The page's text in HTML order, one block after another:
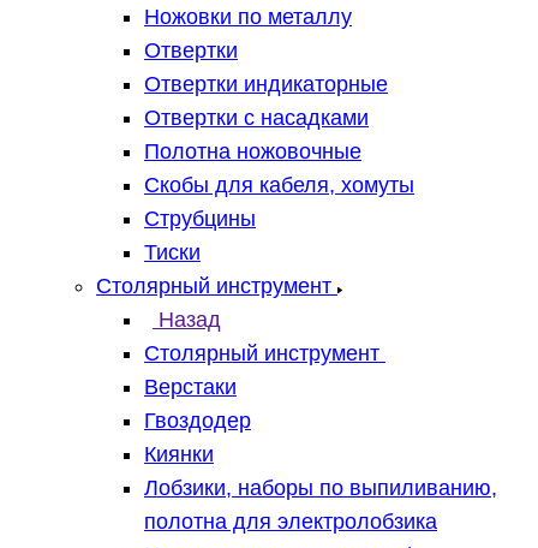
Ножовки по металлу
Отвертки
Отвертки индикаторные
Отвертки с насадками
Полотна ножовочные
Скобы для кабеля, хомуты
Струбцины
Тиски
Столярный инструмент
Назад
Столярный инструмент
Верстаки
Гвоздодер
Киянки
Лобзики, наборы по выпиливанию,
полотна для электролобзика